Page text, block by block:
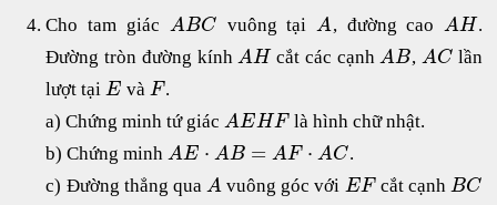
Cho tam giácABC vuông tạiA, đường caoAH .
Đường tròn đường kínhAH cắt các cạnhAB, AClần
lượt tạiE và F.
a) Chứng minh tứ giácAEHFlà hình chữ nhật.
b) Chứng minhAE ⋅ AB = AF ⋅ AC.
c) Đường thẳng qua A vuông góc với EFcắt cạnhBC